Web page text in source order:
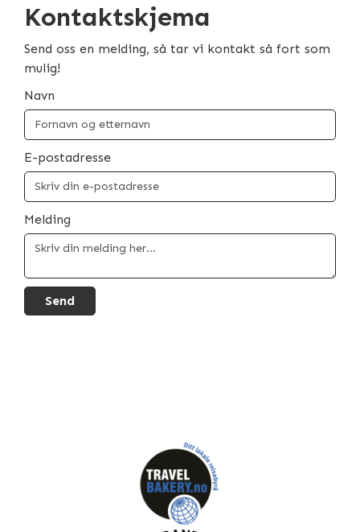
Kontaktskjema
Send oss en melding, så tar vi kontakt så fort som
mulig!
Navn
E-postadresse
Melding